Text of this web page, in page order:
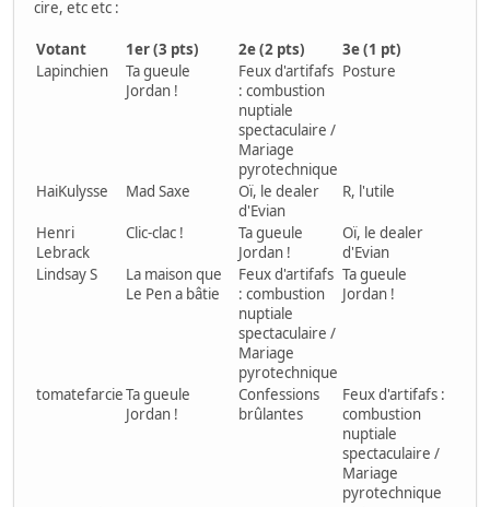
cire, etc etc :
Votant 1er (3 pts) 2e (2 pts)
3e (1 pt)
Lapinchien
Ta gueule
Jordan !
Feux d'artifafs
: combustion
nuptiale
spectaculaire /
Mariage
pyrotechnique
Posture
HaiKulysse Mad Saxe
Oï, le dealer
d'Evian
R, l'utile
Henri
Lebrack
Clic-clac !
Ta gueule
Jordan !
Oï, le dealer
d'Evian
Lindsay S
La maison que
Le Pen a bâtie
Feux d'artifafs
: combustion
nuptiale
spectaculaire /
Mariage
pyrotechnique
Ta gueule
Jordan !
tomatefarcieTa gueule
Jordan !
Confessions
brûlantes
Feux d'artifafs :
combustion
nuptiale
spectaculaire /
Mariage
pyrotechnique